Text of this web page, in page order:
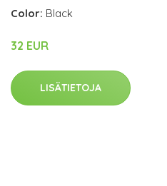
Color: Black
32 EUR
LISÄTIETOJA